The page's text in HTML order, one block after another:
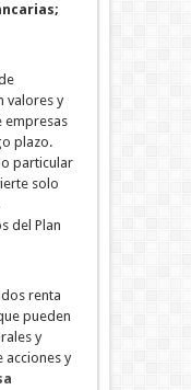
valores y
empresas
plazo.
particular
solo
del Plan
renta
pueden
y
acciones y